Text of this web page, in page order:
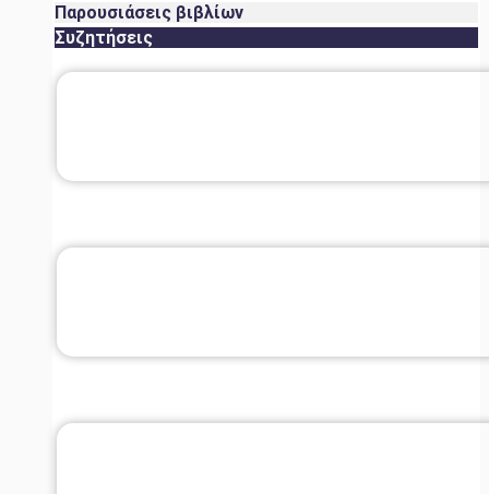
Παρουσιάσεις βιβλίων
Συζητήσεις